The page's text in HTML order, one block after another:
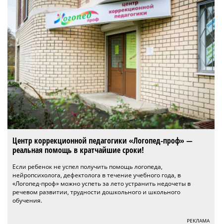
Центр коррекционной педагогики «Логопед-проф» —
реальная помощь в кратчайшие сроки!
Если ребенок не успел получить помощь логопеда,
нейропсихолога, дефектолога в течение учебного года, в
«Логопед-проф» можно успеть за лето устранить недочеты в
речевом развитии, трудности дошкольного и школьного
обучения.
РЕКЛАМА